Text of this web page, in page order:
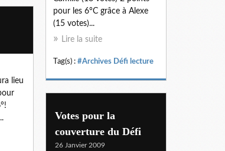
pour les 6°C grâce à Alexe
(15 votes)...
Lire la suite
Tag(s) : #Archives Défi lecture
lieu
Votes pour la
couverture du Défi
26 Janvier 2009